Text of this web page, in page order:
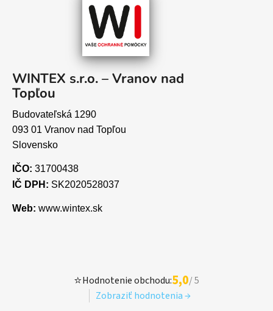
WINTEX s.r.o. – Vranov nad
Topľou
Budovateľská 1290
093 01 Vranov nad Topľou
Slovensko
IČO: 31700438
IČ DPH: SK2020528037
Web: www.wintex.sk
⭐Hodnotenie obchodu:5,0/ 5
Zobraziť hodnotenia →